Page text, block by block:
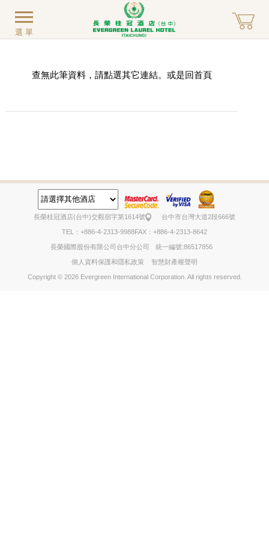
選單
查無此筆資料，請點選其它連結。或是回首頁
長榮桂冠酒店(台中)交觀宿字第1614號 台中市台灣大道2段666號
TEL：+886-4-2313-9988FAX：+886-4-2313-8642
長榮國際股份有限公司台中分公司 統一編號:86517856
個人資料保護和隱私政策 智慧財產權聲明
Copyright © 2026 Evergreen International Corporation. All rights reserved.